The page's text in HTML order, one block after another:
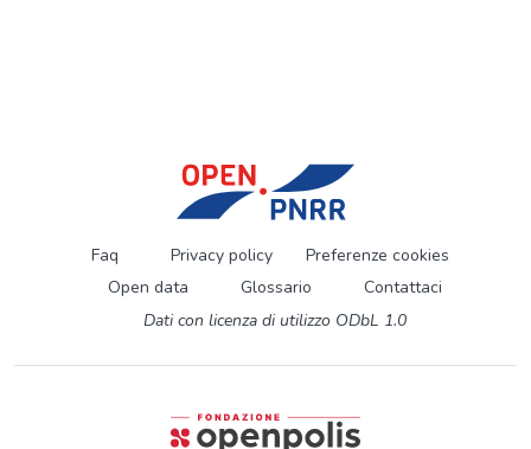
Faq Privacy policy
Preferenze cookies
Open data
Glossario
Contattaci
Dati con licenza di utilizzo ODbL 1.0